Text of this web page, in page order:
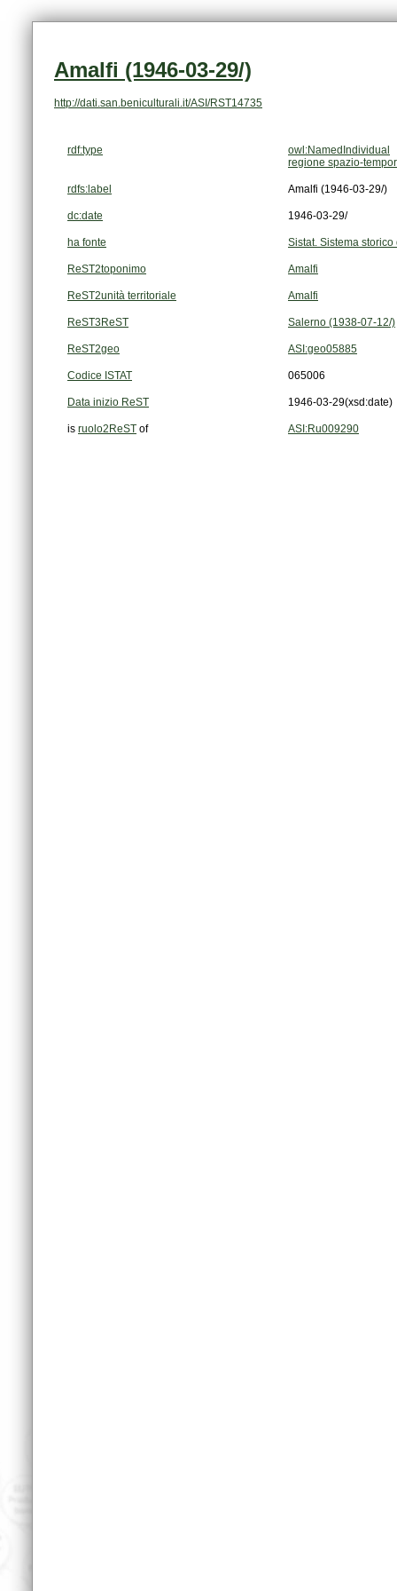
Amalfi (1946-03-29/)
http://dati.san.beniculturali.it/ASI/RST14735
rdf:type
owl:NamedIndividual
regione spazio-
rdfs:label Amalfi (1946-03-29/)
dc:date 1946-03-29/
ha fonte Sistat. Sistema
ReST2toponimo Amalfi
ReST2unità territoriale Amalfi
ReST3ReST Salerno (1938-07-12/)
ReST2geo ASI:geo05885
Codice ISTAT 065006
Data inizio ReST 1946-03-29(xsd:date)
is ruolo2ReST of ASI:Ru009290